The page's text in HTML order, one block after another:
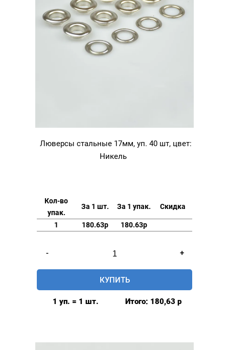
Люверсы стальные 17мм, уп. 40 шт, цвет:
Никель
Кол-во
упак.
За 1 шт. За 1 упак. Скидка
1 180.63р 180.63р
-
Люверсы
стальные
+
КУПИТЬ
1 уп. = 1 шт. Итого: 180,63 р